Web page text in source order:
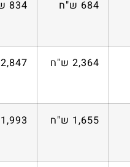
684 ש"ח 834 ש"ח
2,364 ש"ח 2,847 ש"ח
1,655 ש"ח 1,993 ש"ח